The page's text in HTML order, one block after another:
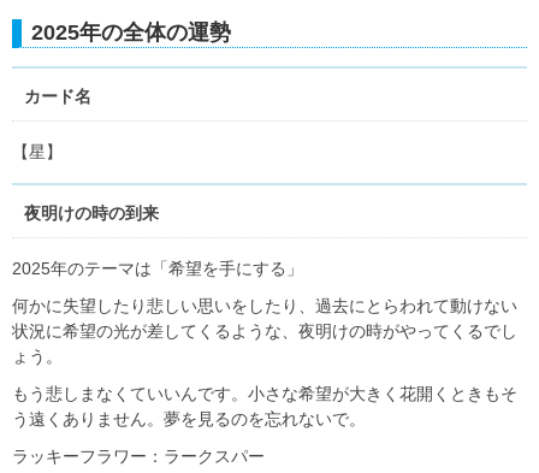
2025年の全体の運勢
カード名
【星】
夜明けの時の到来
2025年のテーマは「希望を手にする」
何かに失望したり悲しい思いをしたり、過去にとらわれて動けない
状況に希望の光が差してくるような、夜明けの時がやってくるでし
ょう。
もう悲しまなくていいんです。小さな希望が大きく花開くときもそ
う遠くありません。夢を見るのを忘れないで。
ラッキーフラワー：ラークスパー